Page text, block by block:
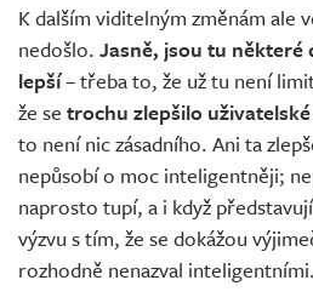
K dalším viditelným změnám ale
nedošlo. Jasně, jsou tu některé
lepší– třeba to, že už tu není
že se trochu zlepšilo
to není nic zásadního. Ani ta
nepůsobí o moc inteligentněji;
naprosto tupí, a i když
výzvu s tím, že se dokážou
rozhodně nenazval inteligentními.